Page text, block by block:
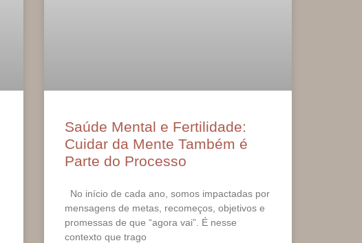
Saúde Mental e Fertilidade:
Cuidar da Mente Também é
Parte do Processo
No início de cada ano, somos impactadas por
mensagens de metas, recomeços, objetivos e
promessas de que “agora vai”. É nesse
contexto que trago